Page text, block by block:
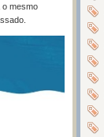
o mesmo